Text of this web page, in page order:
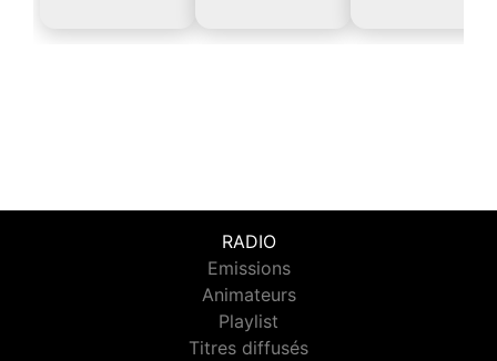
RADIO
Emissions
Animateurs
Playlist
Titres diffusés